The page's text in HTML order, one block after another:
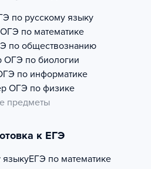
по русскому языку
ОГЭ по математике
по обществознанию
ОГЭ по биологии
по информатике
ОГЭ по физике
предметы
к ЕГЭ
языкуЕГЭ по математике